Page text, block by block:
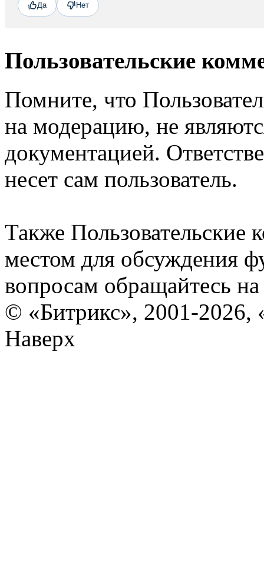
Да Нет
Пользовательские
Помните, что
на модерацию, не
документацией.
несет сам пользователь.
Также Пользовательские
местом для обсуждения
вопросам обращайтесь
© «Битрикс», 2001-2026,
Наверх